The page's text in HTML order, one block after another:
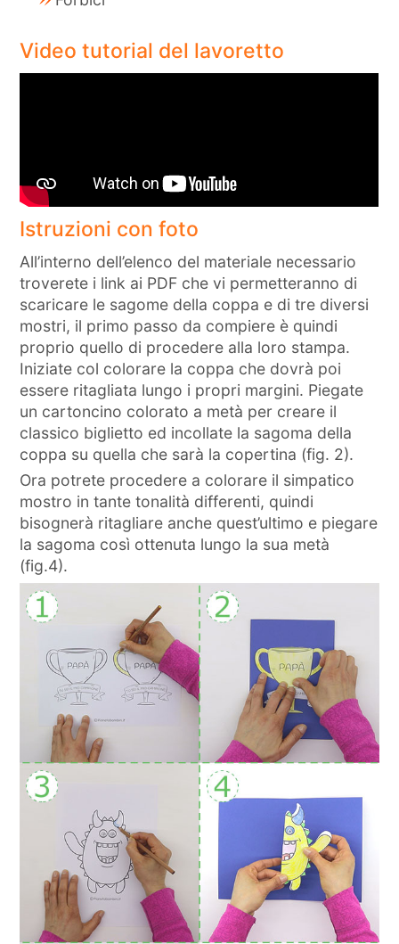
Video tutorial del lavoretto
Istruzioni con foto
All’interno dell’elenco del materiale necessario
troverete i link ai PDF che vi permetteranno di
scaricare le sagome della coppa e di tre diversi
mostri, il primo passo da compiere è quindi
proprio quello di procedere alla loro stampa.
Iniziate col colorare la coppa che dovrà poi
essere ritagliata lungo i propri margini. Piegate
un cartoncino colorato a metà per creare il
classico biglietto ed incollate la sagoma della
coppa su quella che sarà la copertina (fig. 2).
Ora potrete procedere a colorare il simpatico
mostro in tante tonalità differenti, quindi
bisognerà ritagliare anche quest’ultimo e piegare
la sagoma così ottenuta lungo la sua metà
(fig.4).